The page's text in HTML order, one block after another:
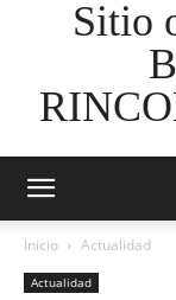
Sitio
Inicio Actualidad
Actualidad